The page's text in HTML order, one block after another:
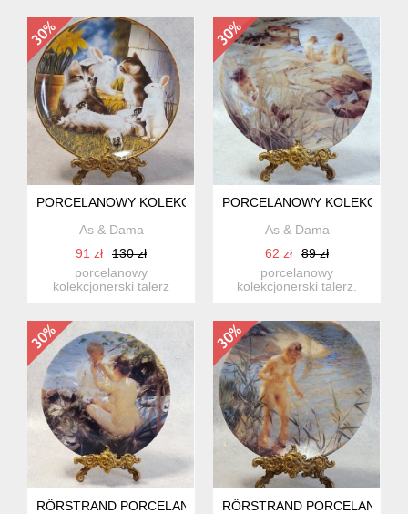
PORCELANOWY KOLEKCJONERSKI TALERZ FRANKLIN
As & Dama
91 zł
130 zł
porcelanowy
kolekcjonerski talerz
PORCELANOWY
As & Dama
62 zł
89 zł
porcelanowy
kolekcjonerski talerz.
RÖRSTRAND PORCELANOWY KOLEKCJONERSKI TALERZ -
RÖRSTRAND